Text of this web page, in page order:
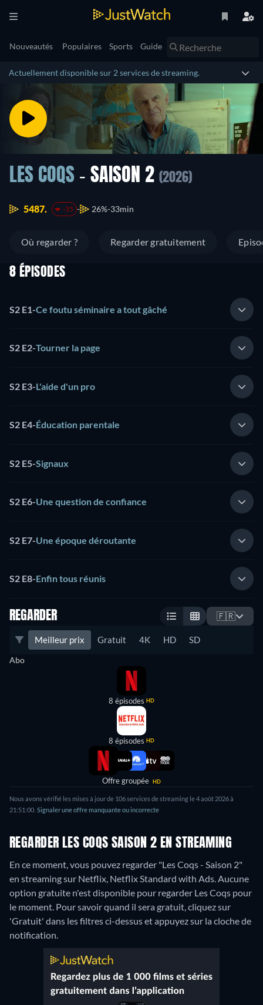
Nouveautés Populaires Sports Guide
Actuellement disponible sur 2 services de streaming.
LES COQS - SAISON 2 (2026)
5487. -35 26% 33min
Où regarder ? Regarder gratuitement
8 ÉPISODES
S2 E1-Ce foutu séminaire a tout gâché
S2 E2-Tourner la page
S2 E3-L'aide d'un pro
S2 E4-Éducation parentale
S2 E5-Signaux
S2 E6-Une question de confiance
S2 E7-Une époque déroutante
S2 E8-Enfin tous réunis
REGARDER 🇫🇷
Meilleur prix Gratuit 4K HD SD
Abo
8 épisodes HD
8 épisodes HD
Offre groupée HD
Nous avons vérifié les mises à jour de 106 services de streaming le 4 août 2026 à
21:51:00. Signaler une offre manquante ou incorrecte
REGARDER LES COQS SAISON 2 EN STREAMING
En ce moment, vous pouvez regarder "Les Coqs - Saison 2"
en streaming sur Netflix, Netflix Standard with Ads. Aucune
option gratuite n'est disponible pour regarder Les Coqs pour
le moment. Pour savoir quand il sera gratuit, cliquez sur
'Gratuit' dans les filtres ci-dessus et appuyez sur la cloche de
notification.